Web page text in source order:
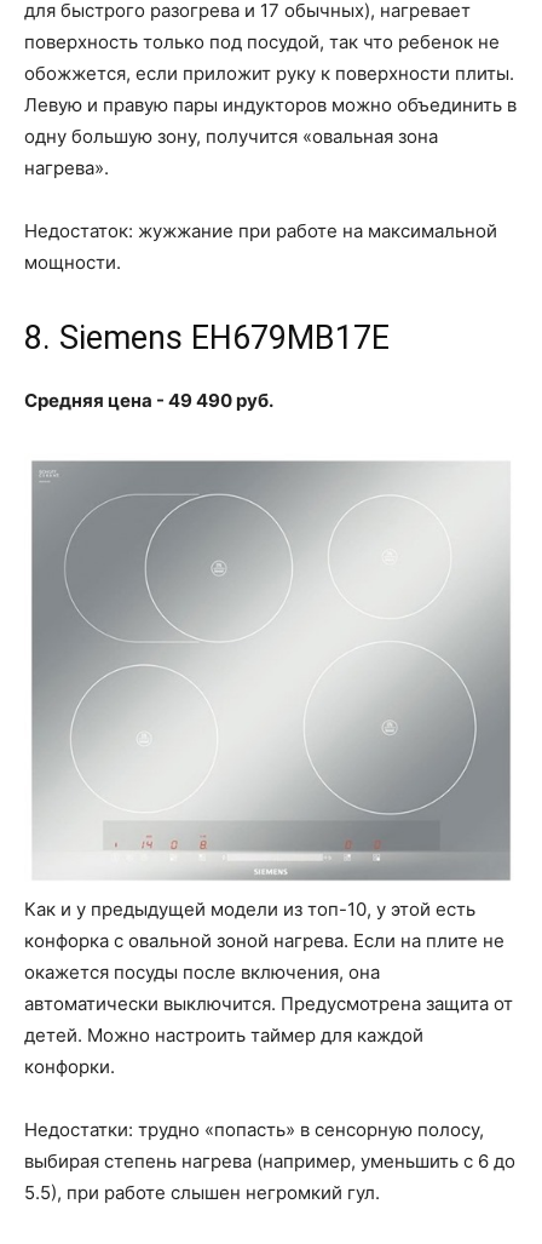
для быстрого разогрева и 17 обычных), нагревает
поверхность только под посудой, так что ребенок не
обожжется, если приложит руку к поверхности плиты.
Левую и правую пары индукторов можно объединить в
одну большую зону, получится «овальная зона
нагрева».
Недостаток: жужжание при работе на максимальной
мощности.
8. Siemens EH679MB17E
Средняя цена - 49 490 руб.
Как и у предыдущей модели из топ-10, у этой есть
конфорка с овальной зоной нагрева. Если на плите не
окажется посуды после включения, она
автоматически выключится. Предусмотрена защита от
детей. Можно настроить таймер для каждой
конфорки.
Недостатки: трудно «попасть» в сенсорную полосу,
выбирая степень нагрева (например, уменьшить с 6 до
5.5), при работе слышен негромкий гул.